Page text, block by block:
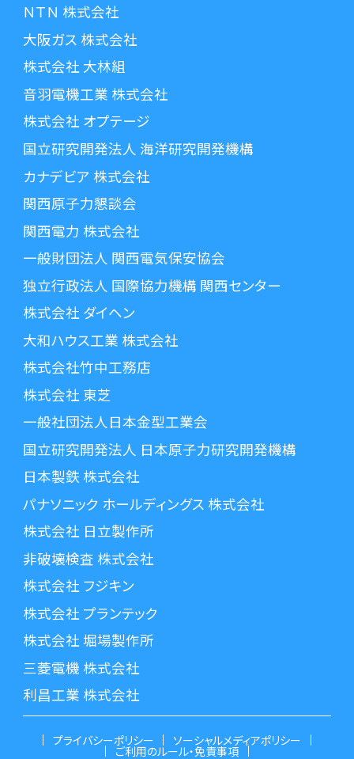
ＮＴＮ 株式会社
大阪ガス 株式会社
株式会社 大林組
音羽電機工業 株式会社
株式会社 オプテージ
国立研究開発法人 海洋研究開発機構
カナデビア 株式会社
関西原子力懇談会
関西電力 株式会社
一般財団法人 関西電気保安協会
独立行政法人 国際協力機構 関西センター
株式会社 ダイヘン
大和ハウス工業 株式会社
株式会社竹中工務店
株式会社 東芝
一般社団法人日本金型工業会
国立研究開発法人 日本原子力研究開発機構
日本製鉄 株式会社
パナソニック ホールディングス 株式会社
株式会社 日立製作所
非破壊検査 株式会社
株式会社 フジキン
株式会社 プランテック
株式会社 堀場製作所
三菱電機 株式会社
利昌工業 株式会社
プライバシーポリシー ソーシャルメディアポリシー
ご利用のルール・免責事項